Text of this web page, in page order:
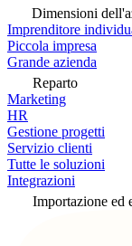
Dimensioni
Imprenditore
Piccola impresa
Grande azienda
Reparto
Marketing
HR
Gestione progetti
Servizio clienti
Tutte le soluzioni
Integrazioni
Importazione ed